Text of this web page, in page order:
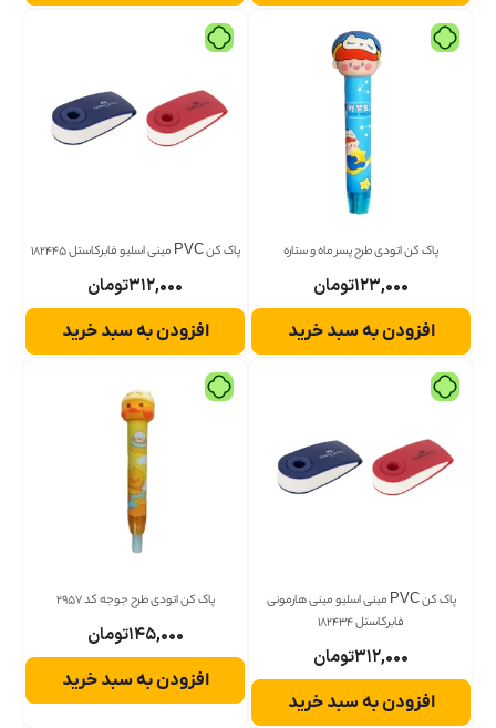
پاک کن اتودی طرح پسر ماه و ستاره
۱۲۳,۰۰۰تومان
افزودن به سبد خرید
پاک کن PVC مینی اسلیو فابرکاستل 182445
۳۱۲,۰۰۰تومان
افزودن به سبد خرید
پاک کن PVC مینی اسلیو مینی هارمونی
فابرکاستل 182434
۳۱۲,۰۰۰تومان
افزودن به سبد خرید
پاک کن اتودی طرح جوجه کد 2957
۱۴۵,۰۰۰تومان
افزودن به سبد خرید